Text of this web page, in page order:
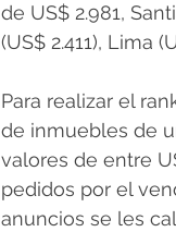
de US$ 2.981,
(US$ 2.411), Lima
Para realizar el
de inmuebles de
valores de entre
pedidos por el
anuncios se les